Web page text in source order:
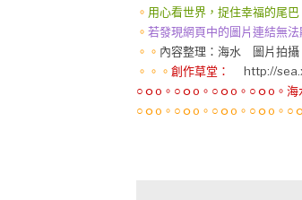
。 用心看世界，捉住幸福的尾巴
。 若發現網頁中的圖片連結無
。。 內容整理：海水 圖片拍攝
。。。 創作草堂：
http://
○ｏo。○ｏo。○ｏo。○ｏo。
○ｏo。○ｏo。○ｏo。○ｏo。○